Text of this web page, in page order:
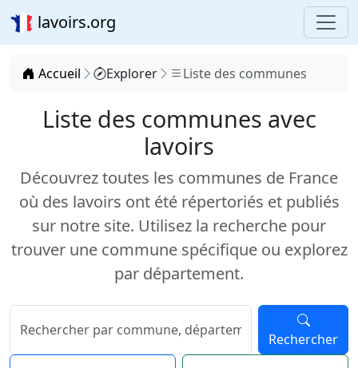
lavoirs.org
Accueil Explorer Liste des communes
Liste des communes avec
lavoirs
Découvrez toutes les communes de France
où des lavoirs ont été répertoriés et publiés
sur notre site. Utilisez la recherche pour
trouver une commune spécifique ou explorez
par département.
Rechercher